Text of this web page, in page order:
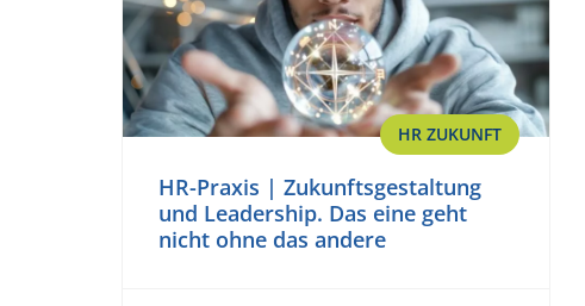
HR ZUKUNFT
HR-Praxis | Zukunftsgestaltung
und Leadership. Das eine geht
nicht ohne das andere